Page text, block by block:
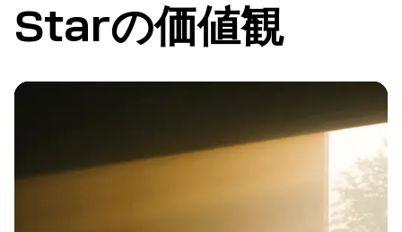
Starの価値観